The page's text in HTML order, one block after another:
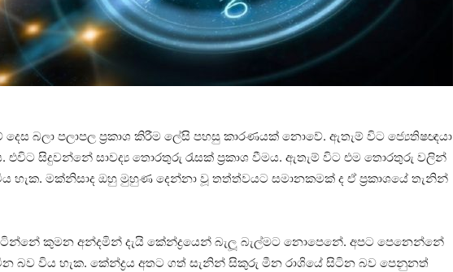
දෙස බලා පලාපල ප්‍රකාශ කිරීම ලේසි පහසු කාරණයක්‌ නොවේ. ඇතැම් විට ජ්‍යෙතිෂඥයා
එවිට සිදුවන්නේ සාවද්‍ය තොරතුරු රැසක්‌ ප්‍රකාශ වීමය. ඇතැම් විට එම තොරතුරු වලින්
හැක. මක්‌නිසාද ඔහු මුහුණ දෙන්නා වූ තත්ත්වයට සමානකමක්‌ ද ඒ ප්‍රකාශයේ තැනින්
කුමන අන්දමින් දැයි කේන්ද්‍රයෙන් බැලූ බැල්මට නොපෙනේ. අපට පෙනෙන්නේ
බව විය හැක. කේන්ද්‍රය අතට ගත් සැනින් සිකුරු මීන රාශියේ සිටින බව පෙනුනත්